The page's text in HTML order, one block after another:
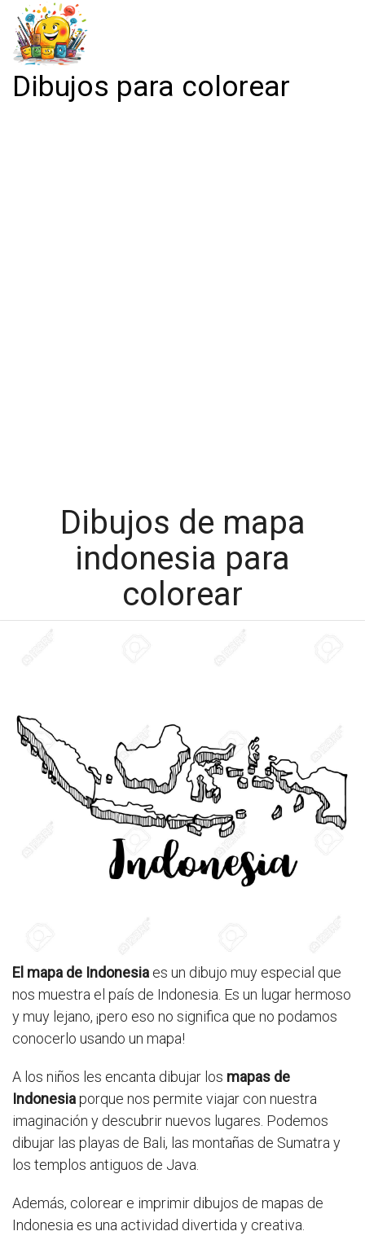
Dibujos para colorear
Dibujos de mapa
indonesia para
colorear
El mapa de Indonesia es un dibujo muy especial que
nos muestra el país de Indonesia. Es un lugar hermoso
y muy lejano, ¡pero eso no significa que no podamos
conocerlo usando un mapa!
A los niños les encanta dibujar los mapas de
Indonesiaporque nos permite viajar con nuestra
imaginación y descubrir nuevos lugares. Podemos
dibujar las playas de Bali, las montañas de Sumatra y
los templos antiguos de Java.
Además, colorear e imprimir dibujos de mapas de
Indonesia es una actividad divertida y creativa.